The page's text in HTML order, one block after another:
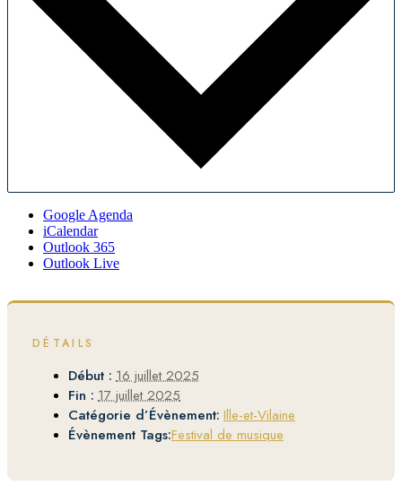
Google Agenda
iCalendar
Outlook 365
Outlook Live
DÉTAILS
Début : 16 juillet 2025
Fin : 17 juillet 2025
Catégorie d’Évènement: Ille-et-Vilaine
Évènement Tags:Festival de musique